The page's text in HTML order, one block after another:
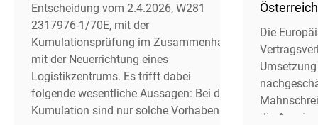
Entscheidung vom 2.4.2026, W281
2317976-1/70E, mit der
Kumulationsprüfung im Zusammenhang
mit der Neuerrichtung eines
Logistikzentrums. Es trifft dabei
folgende wesentliche Aussagen: Bei der
Kumulation sind nur solche Vorhaben zu
Die
die